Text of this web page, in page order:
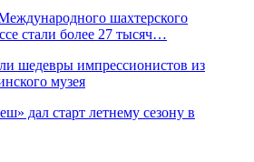
шахтерского
стали более 27 тысяч…
шедевры импрессионистов из
музея
дал старт летнему сезону в